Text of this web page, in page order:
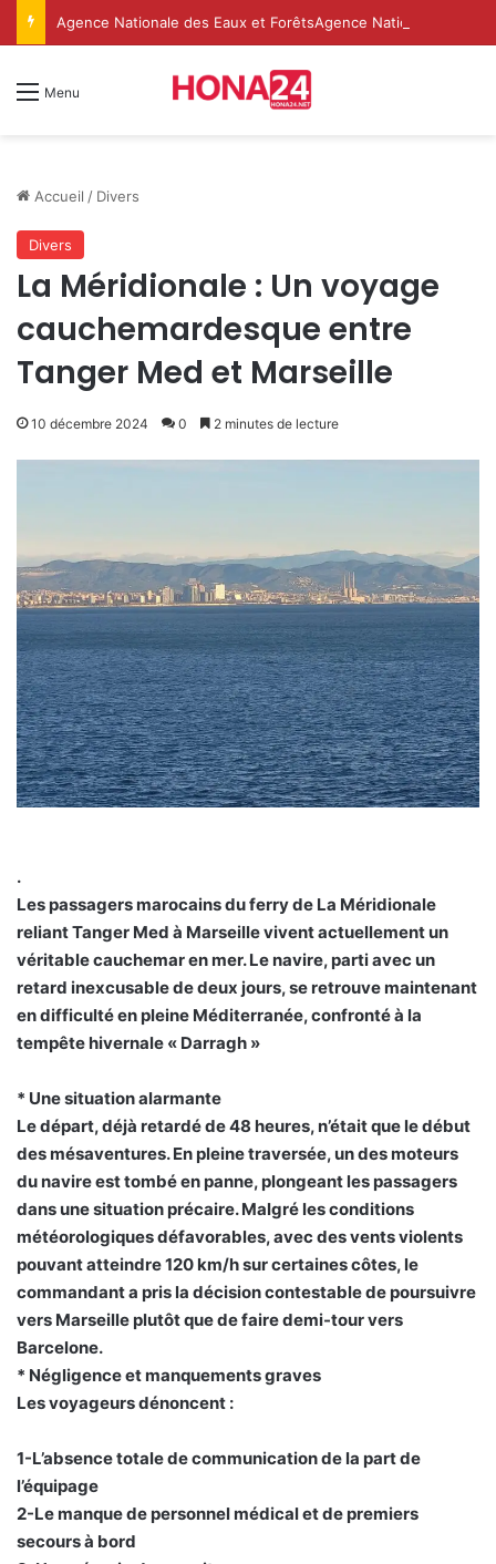
Menu
Accueil / Divers
Divers
La Méridionale : Un voyage
cauchemardesque entre
Tanger Med et Marseille
10 décembre 2024 0 2 minutes de lecture
.
Les passagers marocains du ferry de La Méridionale
reliant Tanger Med à Marseille vivent actuellement un
véritable cauchemar en mer. Le navire, parti avec un
retard inexcusable de deux jours, se retrouve maintenant
en difficulté en pleine Méditerranée, confronté à la
tempête hivernale « Darragh »
* Une situation alarmante
Le départ, déjà retardé de 48 heures, n’était que le début
des mésaventures. En pleine traversée, un des moteurs
du navire est tombé en panne, plongeant les passagers
dans une situation précaire. Malgré les conditions
météorologiques défavorables, avec des vents violents
pouvant atteindre 120 km/h sur certaines côtes, le
commandant a pris la décision contestable de poursuivre
vers Marseille plutôt que de faire demi-tour vers
Barcelone.
* Négligence et manquements graves
Les voyageurs dénoncent :
1-L’absence totale de communication de la part de
l’équipage
2-Le manque de personnel médical et de premiers
secours à bord